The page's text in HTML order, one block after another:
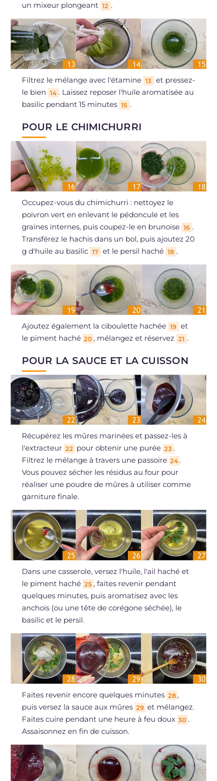
un mixeur plongeant 12 .
Filtrez le mélange avec l'étamine 13
et pressez-
le bien 14 . Laissez reposer l'huile aromatisée au
basilic pendant 15 minutes 15 .
POUR LE CHIMICHURRI
Occupez-vous du chimichurri : nettoyez le
poivron vert en enlevant le pédoncule et les
graines internes, puis coupez-le en brunoise 16 .
Transférez le hachis dans un bol, puis ajoutez 20
g d'huile au basilic 17 et le persil haché 18 .
Ajoutez également la ciboulette hachée 19 et
le piment haché 20 , mélangez et réservez 21 .
POUR LA SAUCE ET LA CUISSON
Récupérez les mûres marinées et passez-les à
l'extracteur 22 pour obtenir une purée 23 .
Filtrez le mélange à travers une passoire 24 .
Vous pouvez sécher les résidus au four pour
réaliser une poudre de mûres à utiliser comme
garniture finale.
Dans une casserole, versez l'huile, l'ail haché et
le piment haché 25 , faites revenir pendant
quelques minutes, puis aromatisez avec les
anchois (ou une tête de corégone séchée), le
basilic et le persil.
Faites revenir encore quelques minutes 28 ,
puis versez la sauce aux mûres 29 et mélangez.
Faites cuire pendant une heure à feu doux 30 .
Assaisonnez en fin de cuisson.